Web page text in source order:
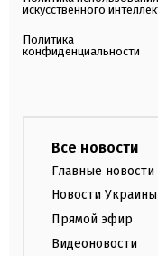
искусственного
Политика
конфиденциальности
Все новости
Главные новости
Новости Украины
Прямой эфир
Видеоновости